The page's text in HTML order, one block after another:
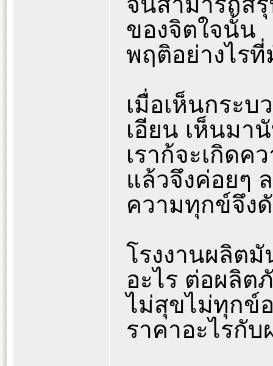
ของจิตใจนั้น
พฤติอย่างไร
เมื่อเห็นกระ
เอียน เห็นมา
เราก้จะเกิด
แล้วจึงค่อยๆ
ความทุกข์จึง
โรงงานผลิต
อะไร ต่อผลิ
ไม่สุขไม่ทุกข์
ราคาอะไรกั